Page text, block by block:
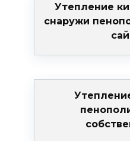
Утепление
снаружи